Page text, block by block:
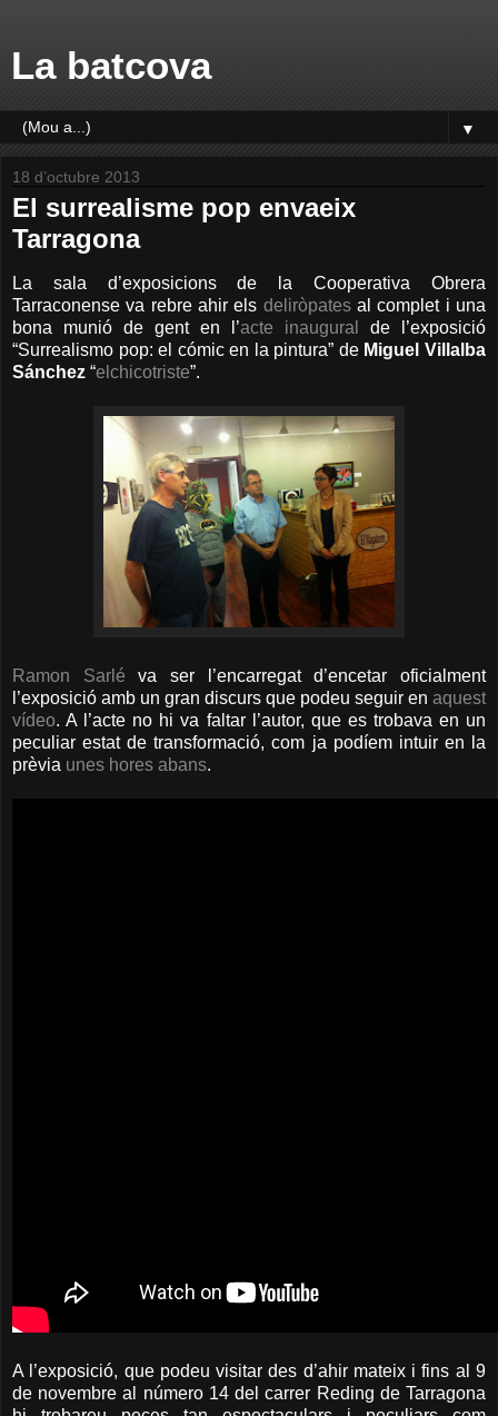
La batcova
▼
18 d’octubre 2013
El surrealisme pop envaeix
Tarragona
La sala d’exposicions de la Cooperativa Obrera
Tarraconense va rebre ahir els deliròpatesal complet i una
bona munió de gent en l’acte inaugural
de l’exposició
“Surrealismo pop: el cómic en la pintura” de Miguel Villalba
Sánchez “elchicotriste”.
Ramon Sarlé va ser l’encarregat d’encetar oficialment
l’exposició amb un gran discurs que podeu seguir en aquest
vídeo. A l’acte no hi va faltar l’autor, que es trobava en un
peculiar estat de transformació, com ja podíem intuir en la
prèvia unes hores abans.
A l’exposició, que podeu visitar des d’ahir mateix i fins al 9
de novembre al número 14 del carrer Reding de Tarragona